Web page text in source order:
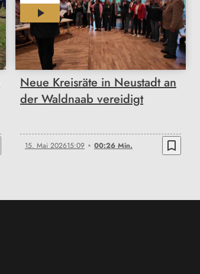
Neue Kreisräte in Neustadt an
der Waldnaab vereidigt
15. Mai 202615:09 00:26 Min. bookmark_border